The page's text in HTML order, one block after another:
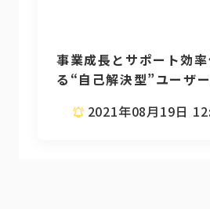
事業成長とサポート効
る“自己解決型”ユーザ
2021年08月19日